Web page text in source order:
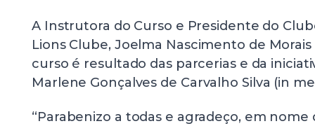
A Instrutora do Curso e Presidente do
Lions Clube, Joelma Nascimento de
curso é resultado das parcerias e da
Marlene Gonçalves de Carvalho Silva (in
“Parabenizo a todas e agradeço, em nome